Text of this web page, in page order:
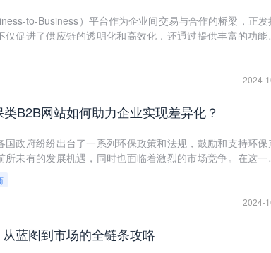
to-Business）平台作为企业间交易与合作的桥梁，正发
促进了供应链的透明化和高效化，还通过提供丰富的功能
，以期为相关企业提供参考和借鉴。
2024-
B2B网站如何助力企业实现差异化？
政府纷纷出台了一系列环保政策和法规，鼓励和支持环保
未有的发展机遇，同时也面临着激烈的市场竞争。在这一
深入探讨环保类B2B网站如何助力企业实现差异化，以及在
2024-
蓝图到市场的全链条攻略